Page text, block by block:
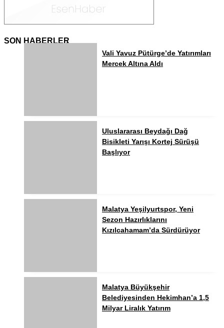
NÖBETÇI ECZANELER
NAMAZ VAKITLERI
SON HABERLER
Vali Yavuz Pütürge’de Yatırımları
Mercek Altına Aldı
Uluslararası Beydağı Dağ
Bisikleti Yarışı Kortej Sürüşü
Başlıyor
Malatya Yeşilyurtspor, Yeni
Sezon Hazırlıklarını
Kızılcahamam’da Sürdürüyor
Malatya Büyükşehir
Belediyesinden Hekimhan’a 1,5
Milyar Liralık Yatırım